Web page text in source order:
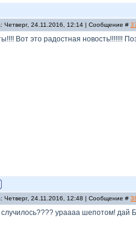
Четверг, 24.11.2016, 12:14 | Сообщение #
Вот это радостная новость!!!!!!!
Четверг, 24.11.2016, 12:48 | Сообщение #
случилось???? ураааа шепотом! дай